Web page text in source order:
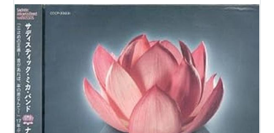
HOT! MENU（
1989年に、桐島かれんをボーカルに迎えて一時的に再
結成、アルバム『天晴』（ASIN:B00005N18I
表。
2006年には木村カエラをボーカルとして再々結成。キ
リンラガービールCMに出演し、アルバム
『Narkissos』（
ASIN:B000I0S88S